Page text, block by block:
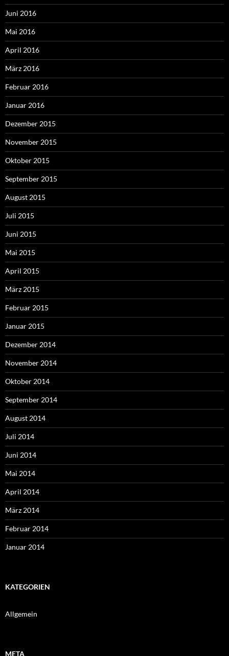
Juni 2016
Mai 2016
April 2016
März 2016
Februar 2016
Januar 2016
Dezember 2015
November 2015
Oktober 2015
September 2015
August 2015
Juli 2015
Juni 2015
Mai 2015
April 2015
März 2015
Februar 2015
Januar 2015
Dezember 2014
November 2014
Oktober 2014
September 2014
August 2014
Juli 2014
Juni 2014
Mai 2014
April 2014
März 2014
Februar 2014
Januar 2014
KATEGORIEN
Allgemein
META